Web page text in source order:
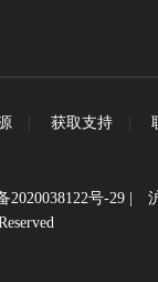
获取支持
2020038122号-29|